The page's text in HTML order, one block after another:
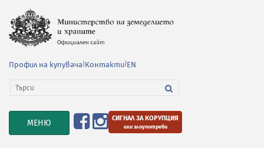
Профил на купувача Контакти EN
TOGGLE
NAVIGATION
МЕНЮ СИГНАЛ ЗА КОРУПЦИЯ
или злоупотреби